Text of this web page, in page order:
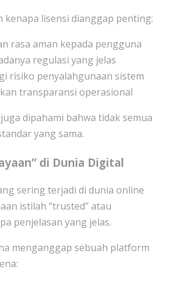
kenapa lisensi dianggap penting:
rasa aman kepada pengguna
regulasi yang jelas
risiko penyalahgunaan sistem
transparansi operasional
dipahami bahwa tidak semua
yang sama.
di Dunia Digital
sering terjadi di dunia online
istilah “trusted” atau
penjelasan yang jelas.
menganggap sebuah platform